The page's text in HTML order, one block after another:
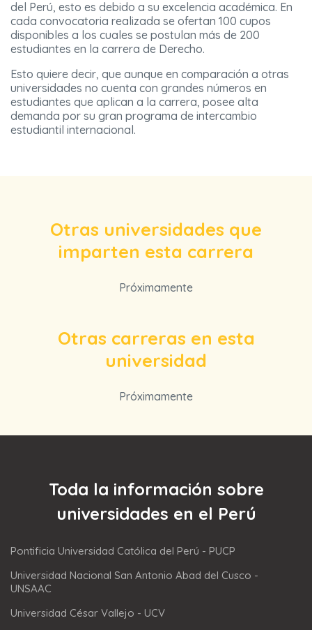
del Perú, esto es debido a su excelencia académica. En
cada convocatoria realizada se ofertan 100 cupos
disponibles a los cuales se postulan más de 200
estudiantes en la carrera de Derecho.
Esto quiere decir, que aunque en comparación a otras
universidades no cuenta con grandes números en
estudiantes que aplican a la carrera, posee alta
demanda por su gran programa de intercambio
estudiantil internacional.
Otras universidades que
imparten esta carrera
Próximamente
Otras carreras en esta
universidad
Próximamente
Toda la información sobre
universidades en el Perú
Pontificia Universidad Católica del Perú - PUCP
Universidad Nacional San Antonio Abad del Cusco -
UNSAAC
Universidad César Vallejo - UCV